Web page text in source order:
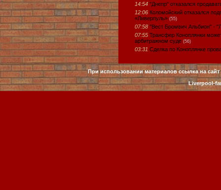
14:54 "Днепр" отказался
12:06 Коломойский отказался
«Ливерпуль» (55)
07:58 "Вест Бромвич Альбион" -
07:55 Трансфер Коноплянки
арбитражном суде (56)
03:31 Сделка по Коноплянке
При использовании материалов ссылка на сайт
Liverpool-